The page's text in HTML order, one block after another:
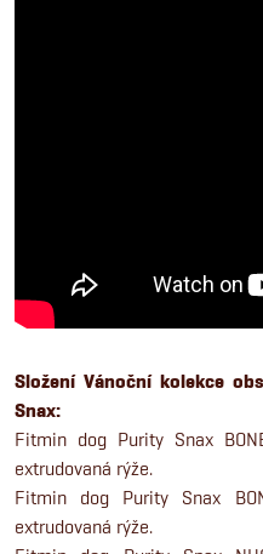
Složení Vánoční kolekce
Snax:
Fitmin dog Purity Snax
extrudovaná rýže.
Fitmin dog Purity Snax
extrudovaná rýže.